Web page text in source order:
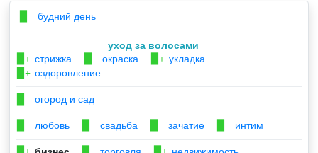
будний день
уход за волосами
▉+ стрижка окраска ▉+ укладка
▉+ оздоровление
огород и сад
любовь свадьба зачатие интим